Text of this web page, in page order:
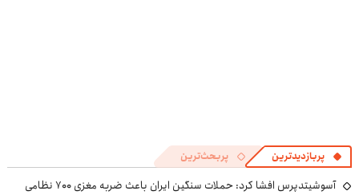
پربازدیدترین پربحث‌ترین
آسوشیتدپرس افشا کرد: حملات سنگین ایران باعث ضربه مغزی ۷۰۰ نظامی